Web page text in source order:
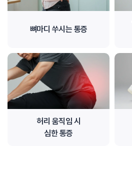
뼈마디 쑤시는 통증
허리 움직임 시
심한 통증